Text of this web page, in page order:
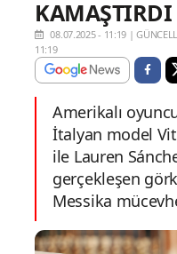
KAMAŞTIRDI
08.07.2025 - 11:19 |
11:19
Amerikalı
İtalyan model
ile Lauren
gerçekleşen
Messika